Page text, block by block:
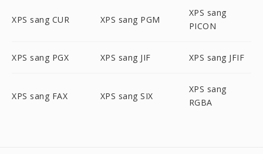
XPS sang CUR XPS sang PGM
XPS sang
PICON
XPS sang PGX XPS sang JIF XPS sang JFIF
XPS sang FAX XPS sang SIX
XPS sang
RGBA